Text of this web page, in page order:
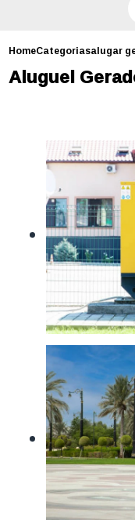
HomeCategoriasalugar
Aluguel